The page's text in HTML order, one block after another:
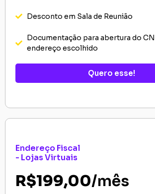
Desconto em Sala de Reunião
Documentação para abertura do
endereço escolhido
Quero esse!
Endereço Fiscal
- Lojas Virtuais
R$199,00/mês